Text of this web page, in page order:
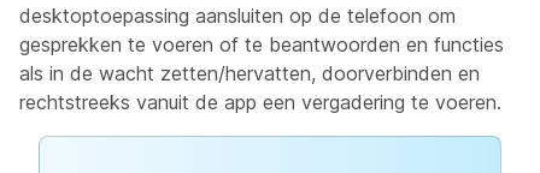
desktoptoepassing aansluiten op de telefoon om
gesprekken te voeren of te beantwoorden en functies
als in de wacht zetten/hervatten, doorverbinden en
rechtstreeks vanuit de app een vergadering te voeren.